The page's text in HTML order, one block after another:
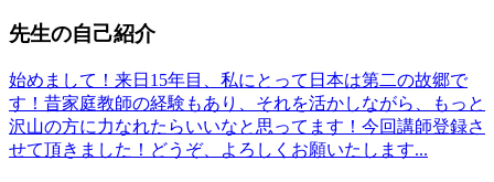
先生の自己紹介
始めまして！来日15年目、私にとって日本は第二の故郷で
す！昔家庭教師の経験もあり、それを活かしながら、もっと
沢山の方に力なれたらいいなと思ってます！今回講師登録さ
せて頂きました！どうぞ、よろしくお願いたします...